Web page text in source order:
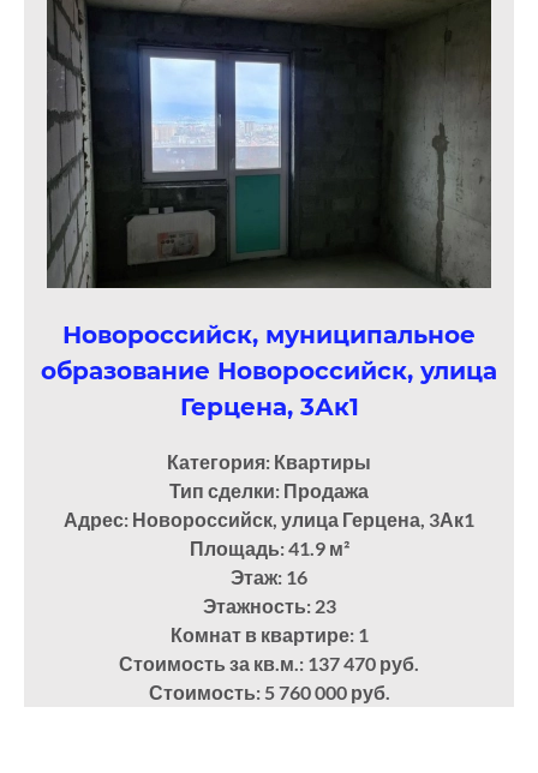
Новороссийск, муниципальное
образование Новороссийск, улица
Герцена, 3Ак1
Категория: Квартиры
Тип сделки: Продажа
Адрес: Новороссийск, улица Герцена, 3Ак1
Площадь: 41.9м²
Этаж: 16
Этажность: 23
Комнат в квартире: 1
Стоимость за кв.м.: 137 470 руб.
Стоимость: 5 760 000 руб.